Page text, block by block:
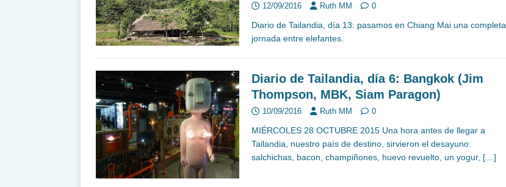
12/09/2016 Ruth MM 0
Diario de Tailandia, día 13: pasamos en Chiang Mai una completa
jornada entre elefantes.
Diario de Tailandia, día 6: Bangkok (Jim
Thompson, MBK, Siam Paragon)
10/09/2016 Ruth MM 0
MIÉRCOLES 28 OCTUBRE 2015 Una hora antes de llegar a
Tailandia, nuestro país de destino, sirvieron el desayuno:
salchichas, bacon, champiñones, huevo revuelto, un yogur, […]